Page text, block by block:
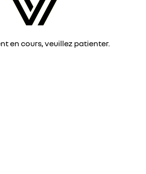
en cours, veuillez patienter.